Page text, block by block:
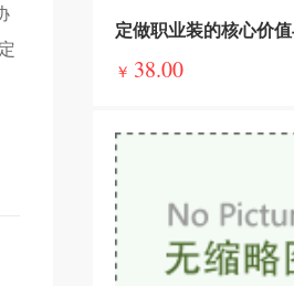
￥ 38.00